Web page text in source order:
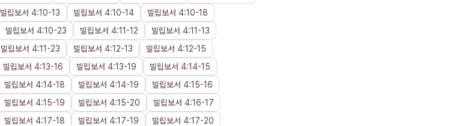
빌립보서 4:10-13 빌립보서 4:10-14 빌립보서 4:10-18
빌립보서 4:10-23 빌립보서 4:11 -12 빌립보서 4:11 -13
빌립보서 4:11 -23 빌립보서 4:12-13 빌립보서 4:12-15
빌립보서 4:13-16 빌립보서 4:13-19 빌립보서 4:14-15
빌립보서 4:14-18 빌립보서 4:14-19 빌립보서 4:15-16
빌립보서 4:15-19 빌립보서 4:15-20 빌립보서 4:16-17
빌립보서 4:17-18 빌립보서 4:17-19 빌립보서 4:17-20